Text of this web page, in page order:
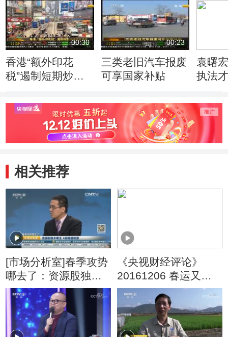
00:30
香港“额外印花
税”遏制短期炒楼
00:23
三类老旧汽车报废
可享国家补贴
袁曙
执法
相关推荐
[市场分析室]春季攻势
哪去了：资源股独木
难支 A股缩量收跌
《央视财经评论》
20161206 春运又要
来了 这回有啥不一
样？